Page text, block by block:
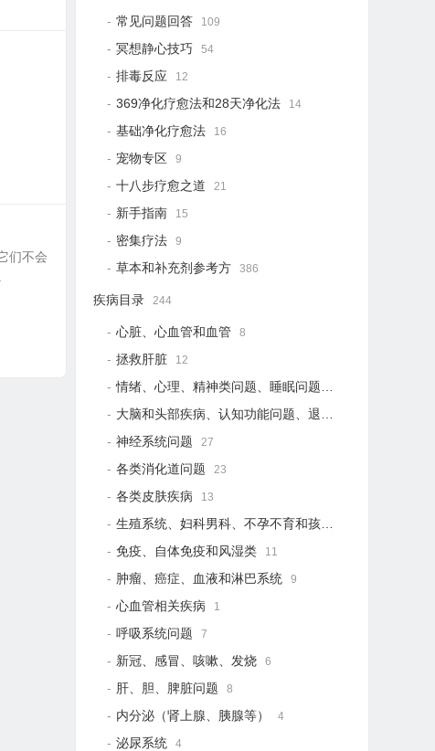
们不会
常见问题回答 109
冥想静心技巧 54
排毒反应 12
369净化疗愈法和28天净化法 14
基础净化疗愈法 16
宠物专区 9
十八步疗愈之道 21
新手指南 15
密集疗法 9
草本和补充剂参考方 386
疾病目录 244
心脏、心血管和血管 8
拯救肝脏 12
情绪、心理、精神类问题、睡眠问题 18
大脑和头部疾病、认知功能问题、退行性疾病
神经系统问题 27
各类消化道问题 23
各类皮肤疾病 13
生殖系统、妇科男科、不孕不育和孩子健康
免疫、自体免疫和风湿类 11
肿瘤、癌症、血液和淋巴系统 9
心血管相关疾病 1
呼吸系统问题 7
新冠、感冒、咳嗽、发烧 6
肝、胆、脾脏问题 8
内分泌（肾上腺、胰腺等） 4
泌尿系统 4